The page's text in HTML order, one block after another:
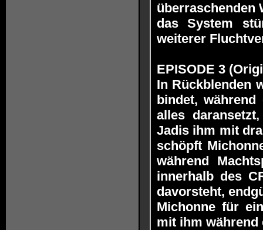
überraschenden
das System
weiterer
EPISODE 3
In Rückblenden
bindet,
alles
Jadis ihm mit
schöpft
während
innerhalb des
davorsteht,
Michonne für
mit ihm während